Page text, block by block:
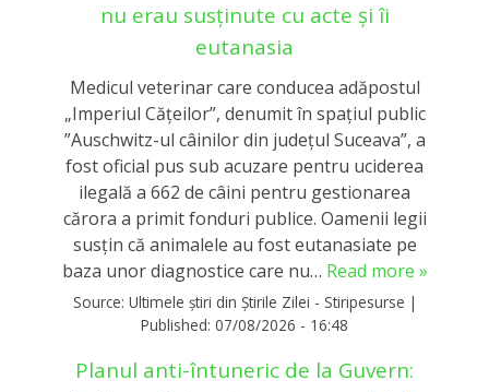
nu erau susținute cu acte și îi
eutanasia
Medicul veterinar care conducea adăpostul
„Imperiul Căţeilor”, denumit în spaţiul public
”Auschwitz-ul câinilor din judeţul Suceava”, a
fost oficial pus sub acuzare pentru uciderea
ilegală a 662 de câini pentru gestionarea
cărora a primit fonduri publice. Oamenii legii
susțin că animalele au fost eutanasiate pe
baza unor diagnostice care nu… Read more »
Source: Ultimele știri din Știrile Zilei - Stiripesurse |
Published: 07/08/2026 - 16:48
Planul anti-întuneric de la Guvern: